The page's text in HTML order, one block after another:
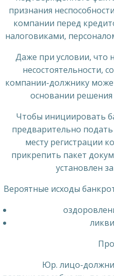
признания
компании перед
налоговиками,
Даже при условии, что
несостоятельности,
компании-должнику
основании решения
Чтобы инициировать
предварительно
месту регистрации
прикрепить пакет
установлен
Вероятные исходы
Юр. лицо-